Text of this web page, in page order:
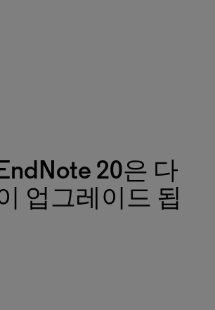
20은 다
업그레이드 됩